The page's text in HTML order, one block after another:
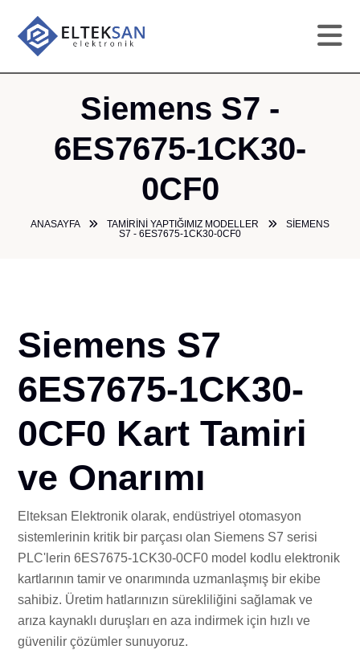
Siemens S7 -
6ES7675-1CK30-
0CF0
ANASAYFA TAMIRINI YAPTIĞIMIZ MODELLER
SIEMENS
S7 - 6ES7675-1CK30-0CF0
Siemens S7
6ES7675-1CK30-
0CF0 Kart Tamiri
ve Onarımı
Elteksan Elektronik olarak, endüstriyel otomasyon
sistemlerinin kritik bir parçası olan Siemens S7 serisi
PLC'lerin 6ES7675-1CK30-0CF0 model kodlu elektronik
kartlarının tamir ve onarımında uzmanlaşmış bir ekibe
sahibiz. Üretim hatlarınızın sürekliliğini sağlamak ve
arıza kaynaklı duruşları en aza indirmek için hızlı ve
güvenilir çözümler sunuyoruz.